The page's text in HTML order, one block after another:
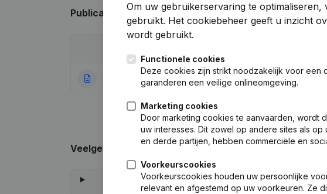
Publicaties van Maverick
Rubriek Oprichting (Nieuwe
Veelgestelde vragen
Om uw gebruikerservaring te
gebruikt. Het cookiebeheer geeft u inzicht
wordt gebruikt.
Functionele cookies
Deze cookies zijn strikt noodzakelijk voor een
garanderen een veilige onlineomgeving.
Marketing cookies
Door marketing cookies te aanvaarden, wordt
uw interesses. Dit zowel op andere sites als
en derde partijen, hebben commerciële en
Voorkeurscookies
Voorkeurscookies houden uw persoonlijke
relevant en afgestemd op uw voorkeuren. Ze